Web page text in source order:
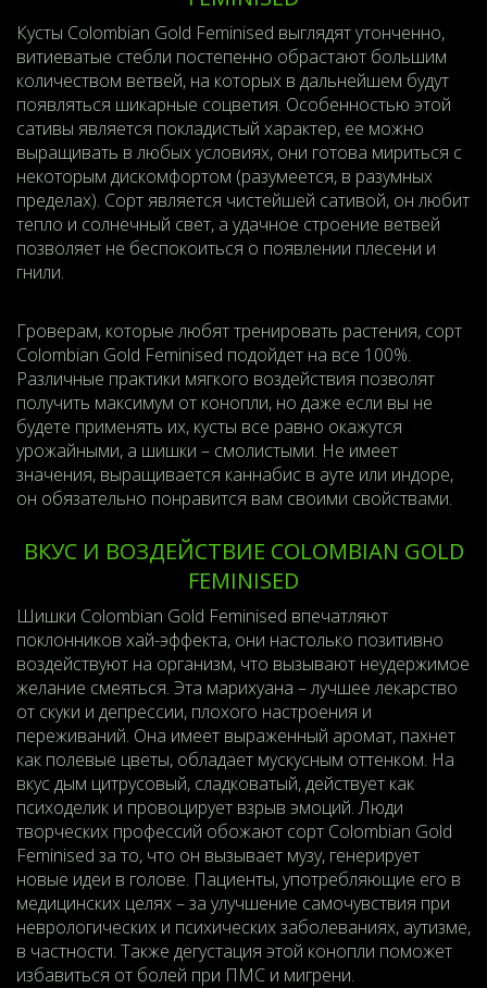
Кусты Colombian Gold Feminised выглядят утонченно,
витиеватые стебли постепенно обрастают большим
количеством ветвей, на которых в дальнейшем будут
появляться шикарные соцветия. Особенностью этой
сативы является покладистый характер, ее можно
выращивать в любых условиях, они готова мириться с
некоторым дискомфортом (разумеется, в разумных
пределах). Сорт является чистейшей сативой, он любит
тепло и солнечный свет, а удачное строение ветвей
позволяет не беспокоиться о появлении плесени и
гнили.
Гроверам, которые любят тренировать растения, сорт
Colombian Gold Feminised подойдет на все 100%.
Различные практики мягкого воздействия позволят
получить максимум от конопли, но даже если вы не
будете применять их, кусты все равно окажутся
урожайными, а шишки – смолистыми. Не имеет
значения, выращивается каннабис в ауте или индоре,
он обязательно понравится вам своими свойствами.
ВКУС И ВОЗДЕЙСТВИЕ COLOMBIAN GOLD
FEMINISED
Шишки Colombian Gold Feminised впечатляют
поклонников хай-эффекта, они настолько позитивно
воздействуют на организм, что вызывают неудержимое
желание смеяться. Эта марихуана – лучшее лекарство
от скуки и депрессии, плохого настроения и
переживаний. Она имеет выраженный аромат, пахнет
как полевые цветы, обладает мускусным оттенком. На
вкус дым цитрусовый, сладковатый, действует как
психоделик и провоцирует взрыв эмоций. Люди
творческих профессий обожают сорт Colombian Gold
Feminised за то, что он вызывает музу, генерирует
новые идеи в голове. Пациенты, употребляющие его в
медицинских целях – за улучшение самочувствия при
неврологических и психических заболеваниях, аутизме,
в частности. Также дегустация этой конопли поможет
избавиться от болей при ПМС и мигрени.